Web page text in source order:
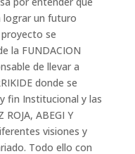
lograr un futuro
se
la FUNDACION
de llevar a
donde se
fin Institucional y las
ABEGI Y
visiones y
Todo ello con